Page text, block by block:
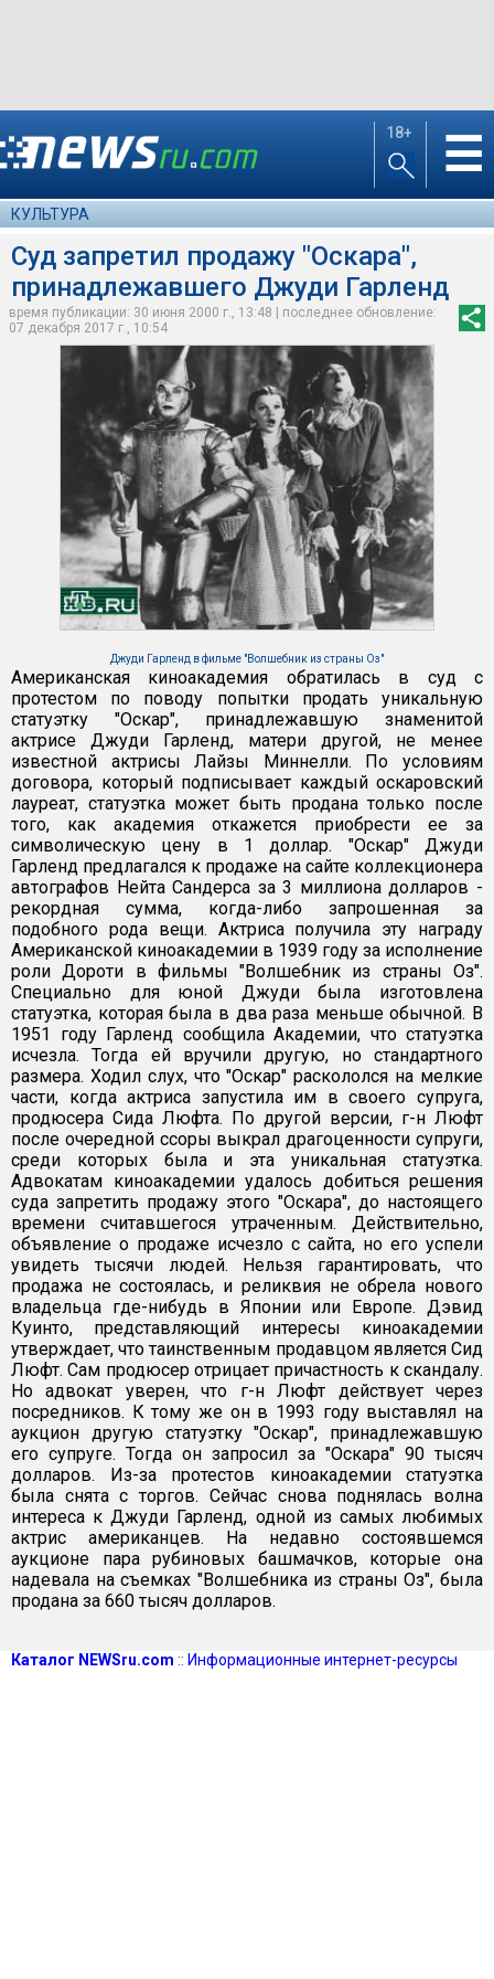
18+ ☰
КУЛЬТУРА
Суд запретил продажу "Оскара",
принадлежавшего Джуди Гарленд
время публикации: 30 июня 2000 г., 13:48 | последнее обновление:
07 декабря 2017 г., 10:54
Джуди Гарленд в фильме "Волшебник из страны Оз"
Американская киноакадемия обратилась в суд с
протестом по поводу попытки продать уникальную
статуэтку "Оскар", принадлежавшую знаменитой
актрисе Джуди Гарленд, матери другой, не менее
известной актрисы Лайзы Миннелли. По условиям
договора, который подписывает каждый оскаровский
лауреат, статуэтка может быть продана только после
того, как академия откажется приобрести ее за
символическую цену в 1 доллар. "Оскар" Джуди
Гарленд предлагался к продаже на сайте коллекционера
автографов Нейта Сандерса за 3 миллиона долларов -
рекордная сумма, когда-либо запрошенная за
подобного рода вещи. Актриса получила эту награду
Американской киноакадемии в 1939 году за исполнение
роли Дороти в фильмы "Волшебник из страны Оз".
Специально для юной Джуди была изготовлена
статуэтка, которая была в два раза меньше обычной. В
1951 году Гарленд сообщила Академии, что статуэтка
исчезла. Тогда ей вручили другую, но стандартного
размера. Ходил слух, что "Оскар" раскололся на мелкие
части, когда актриса запустила им в своего супруга,
продюсера Сида Люфта. По другой версии, г-н Люфт
после очередной ссоры выкрал драгоценности супруги,
среди которых была и эта уникальная статуэтка.
Адвокатам киноакадемии удалось добиться решения
суда запретить продажу этого "Оскара", до настоящего
времени считавшегося утраченным. Действительно,
объявление о продаже исчезло с сайта, но его успели
увидеть тысячи людей. Нельзя гарантировать, что
продажа не состоялась, и реликвия не обрела нового
владельца где-нибудь в Японии или Европе. Дэвид
Куинто, представляющий интересы киноакадемии
утверждает, что таинственным продавцом является Сид
Люфт. Сам продюсер отрицает причастность к скандалу.
Но адвокат уверен, что г-н Люфт действует через
посредников. К тому же он в 1993 году выставлял на
аукцион другую статуэтку "Оскар", принадлежавшую
его супруге. Тогда он запросил за "Оскара" 90 тысяч
долларов. Из-за протестов киноакадемии статуэтка
была снята с торгов. Сейчас снова поднялась волна
интереса к Джуди Гарленд, одной из самых любимых
актрис американцев. На недавно состоявшемся
аукционе пара рубиновых башмачков, которые она
надевала на съемках "Волшебника из страны Оз", была
продана за 660 тысяч долларов.
Каталог NEWSru.com :: Информационные интернет-ресурсы